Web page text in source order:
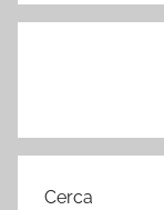
Cerca